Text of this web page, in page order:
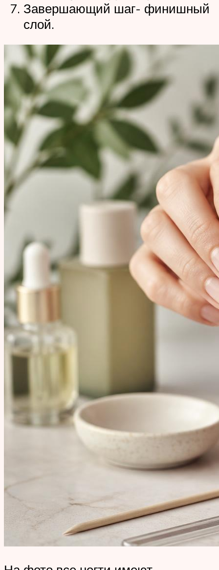
Завершающий шаг- финишный
слой.